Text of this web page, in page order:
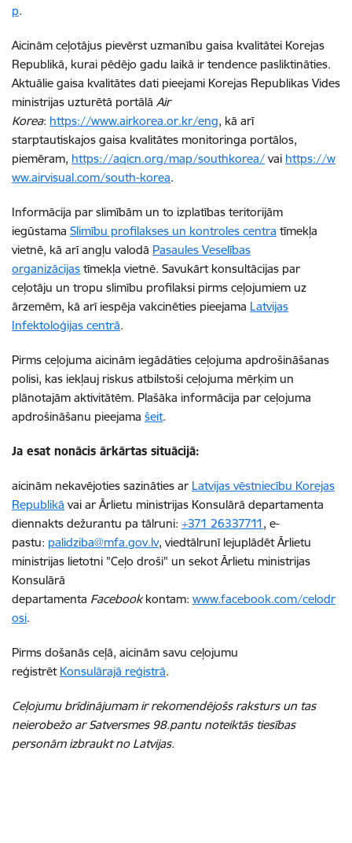
p.
Aicinām ceļotājus pievērst uzmanību gaisa kvalitātei Korejas
Republikā, kurai pēdējo gadu laikā ir tendence pasliktināties.
Aktuālie gaisa kvalitātes dati pieejami Korejas Republikas Vides
ministrijas uzturētā portālā Air
Korea: https://www.airkorea.or.kr/eng, kā arī
starptautiskajos gaisa kvalitātes monitoringa portālos,
piemēram, https://aqicn.org/map/southkorea/ vai https://w
ww.airvisual.com/south-korea.
Informācija par slimībām un to izplatības teritorijām
iegūstama Slimību profilakses un kontroles centra tīmekļa
vietnē, kā arī angļu valodā Pasaules Veselības
organizācijas tīmekļa vietnē. Savukārt konsultācijas par
ceļotāju un tropu slimību profilaksi pirms ceļojumiem uz
ārzemēm, kā arī iespēja vakcinēties pieejama Latvijas
Infektoloģijas centrā.
Pirms ceļojuma aicinām iegādāties ceļojuma apdrošināšanas
polisi, kas iekļauj riskus atbilstoši ceļojuma mērķim un
plānotajām aktivitātēm. Plašāka informācija par ceļojuma
apdrošināšanu pieejama šeit.
Ja esat nonācis ārkārtas situācijā:
aicinām nekavējoties sazināties ar Latvijas vēstniecību Korejas
Republikā vai ar Ārlietu ministrijas Konsulārā departamenta
diennakts dežurantu pa tālruni: +371 26337711, e-
pastu: palidziba@mfa.gov.lv, viedtālrunī lejuplādēt Ārlietu
ministrijas lietotni "Ceļo droši" un sekot Ārlietu ministrijas
Konsulārā
departamenta Facebookkontam: www.facebook.com/celodr
osi.
Pirms došanās ceļā, aicinām savu ceļojumu
reģistrēt Konsulārajā reģistrā.
Ceļojumu brīdinājumam ir rekomendējošs raksturs un tas
neierobežo ar Satversmes 98.pantu noteiktās tiesības
personām izbraukt no Latvijas.